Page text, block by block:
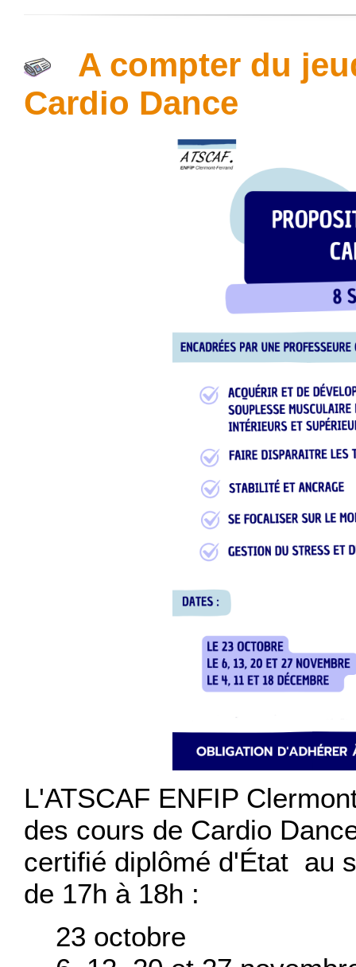
A compter du
Cardio Dance
L'ATSCAF ENFIP
des cours de Cardio
certifié diplômé d'État au
de 17h à 18h :
23 octobre